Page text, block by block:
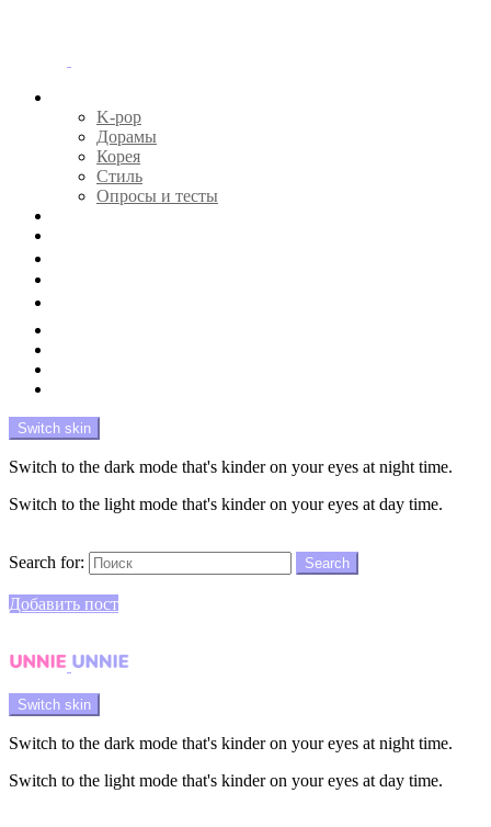
K-pop
Дорамы
Корея
Стиль
Опросы и тесты
Switch skin
Switch to the dark mode that's kinder on your eyes at night time.
Switch to the light mode that's kinder on your eyes at day time.
Search for:
Search
Добавить пост
Switch skin
Switch to the dark mode that's kinder on your eyes at night time.
Switch to the light mode that's kinder on your eyes at day time.